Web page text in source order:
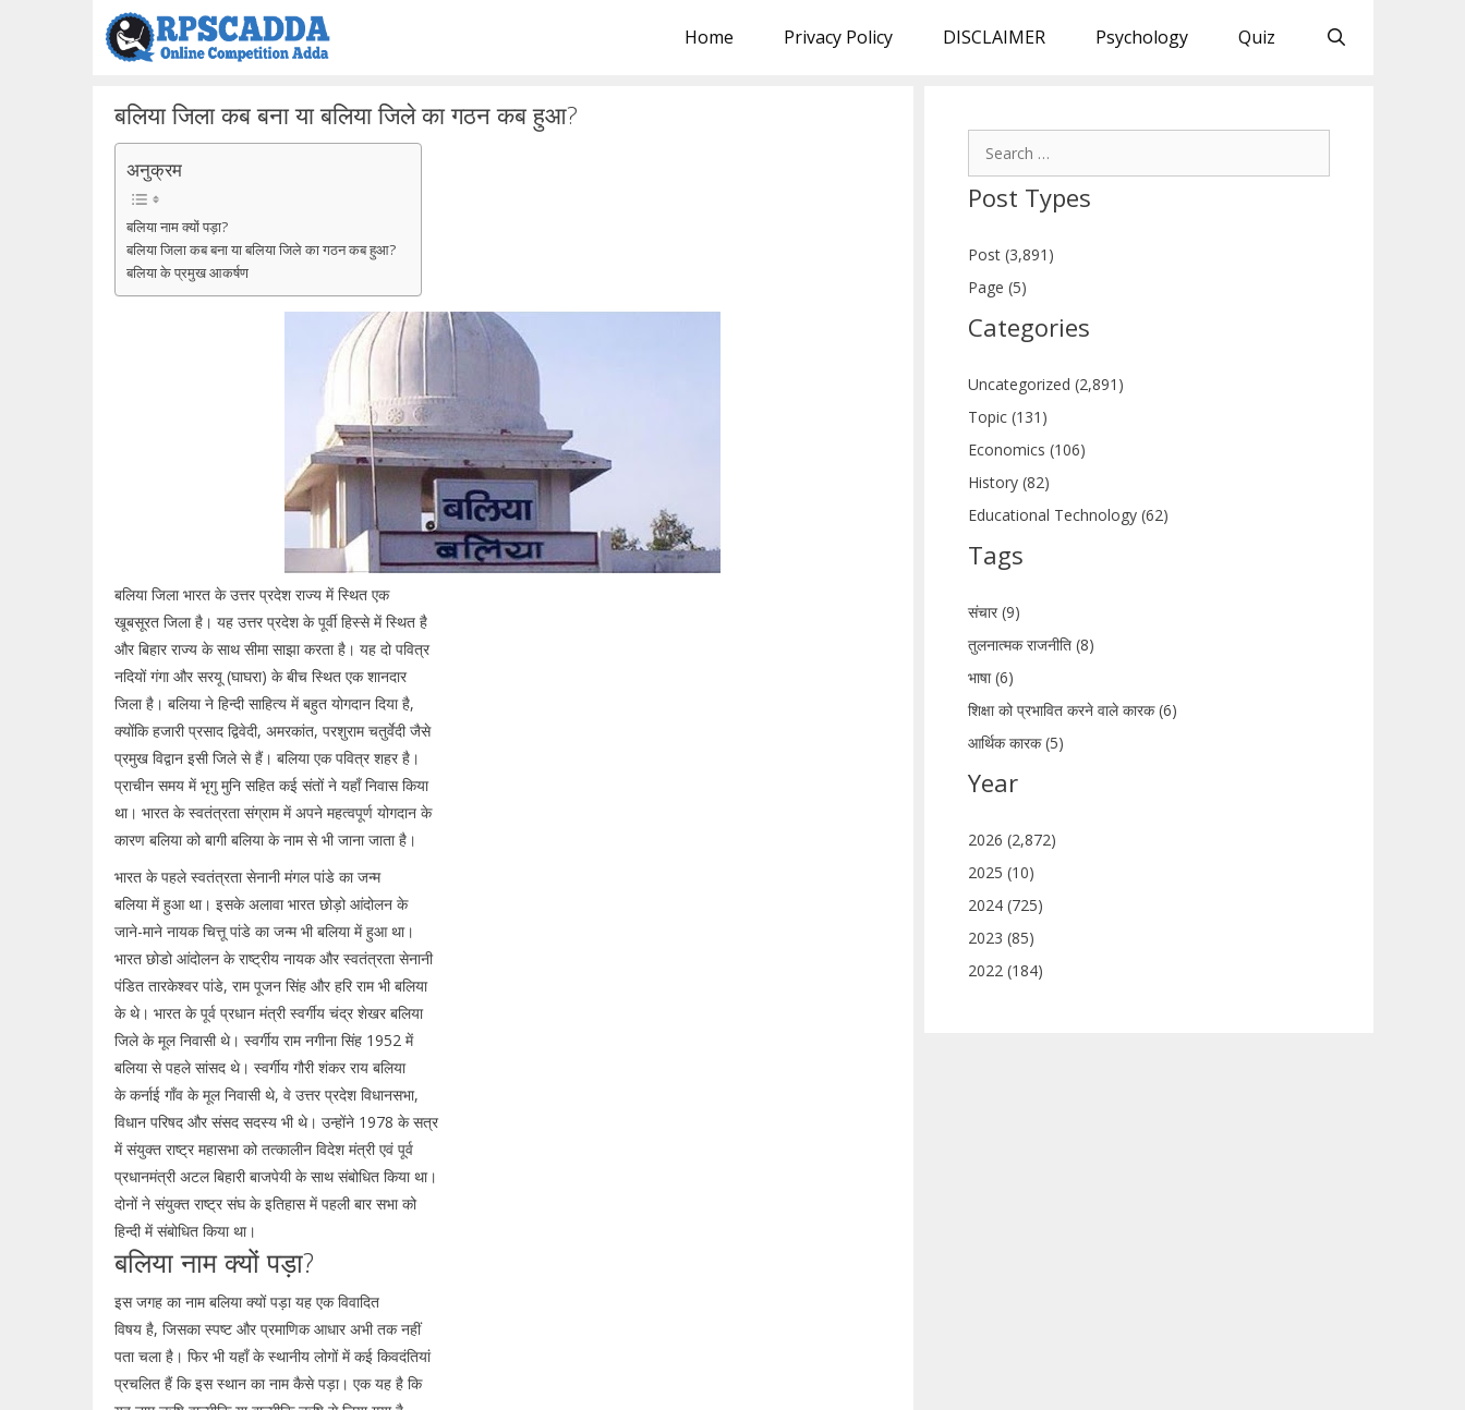
Home Privacy Policy DISCLAIMER Psychology Quiz
बलिया जिला कब बना या बलिया जिले का गठन कब हुआ?
अनुक्रम
बलिया नाम क्यों पड़ा?
बलिया जिला कब बना या बलिया जिले का गठन कब हुआ?
बलिया के प्रमुख आकर्षण
बलिया जिला भारत के उत्तर प्रदेश राज्य में स्थित एक
खूबसूरत जिला है। यह उत्तर प्रदेश के पूर्वी हिस्से में स्थित है
और बिहार राज्य के साथ सीमा साझा करता है। यह दो पवित्र
नदियों गंगा और सरयू (घाघरा) के बीच स्थित एक शानदार
जिला है। बलिया ने हिन्दी साहित्य में बहुत योगदान दिया है,
क्योंकि हजारी प्रसाद द्विवेदी, अमरकांत, परशुराम चतुर्वेदी जैसे
प्रमुख विद्वान इसी जिले से हैं। बलिया एक पवित्र शहर है।
प्राचीन समय में भृगु मुनि सहित कई संतों ने यहाँ निवास किया
था। भारत के स्वतंत्रता संग्राम में अपने महत्वपूर्ण योगदान के
कारण बलिया को बागी बलिया के नाम से भी जाना जाता है।
भारत के पहले स्वतंत्रता सेनानी मंगल पांडे का जन्म
बलिया में हुआ था। इसके अलावा भारत छोड़ो आंदोलन के
जाने-माने नायक चित्तू पांडे का जन्म भी बलिया में हुआ था।
भारत छोडो आंदोलन के राष्ट्रीय नायक और स्वतंत्रता सेनानी
पंडित तारकेश्वर पांडे, राम पूजन सिंह और हरि राम भी बलिया
के थे। भारत के पूर्व प्रधान मंत्री स्वर्गीय चंद्र शेखर बलिया
जिले के मूल निवासी थे। स्वर्गीय राम नगीना सिंह 1952 में
बलिया से पहले सांसद थे। स्वर्गीय गौरी शंकर राय बलिया
के कर्नाई गाँव के मूल निवासी थे, वे उत्तर प्रदेश विधानसभा,
विधान परिषद और संसद सदस्य भी थे। उन्होंने 1978 के सत्र
में संयुक्त राष्ट्र महासभा को तत्कालीन विदेश मंत्री एवं पूर्व
प्रधानमंत्री अटल बिहारी बाजपेयी के साथ संबोधित किया था।
दोनों ने संयुक्त राष्ट्र संघ के इतिहास में पहली बार सभा को
हिन्दी में संबोधित किया था।
बलिया नाम क्यों पड़ा?
इस जगह का नाम बलिया क्यों पड़ा यह एक विवादित
विषय है, जिसका स्पष्ट और प्रमाणिक आधार अभी तक नहीं
पता चला है। फिर भी यहाँ के स्थानीय लोगों में कई किवदंतियां
प्रचलित हैं कि इस स्थान का नाम कैसे पड़ा। एक यह है कि
Post Types
Post (3,891)
Page (5)
Categories
Uncategorized (2,891)
Topic (131)
Economics (106)
History (82)
Educational Technology (62)
Tags
संचार (9)
तुलनात्मक राजनीति (8)
भाषा (6)
शिक्षा को प्रभावित करने वाले कारक (6)
आर्थिक कारक (5)
Year
2026 (2,872)
2025 (10)
2024 (725)
2023 (85)
2022 (184)